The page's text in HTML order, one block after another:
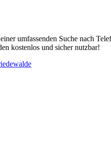
umfassenden Suche nach
kostenlos und sicher nutzbar!